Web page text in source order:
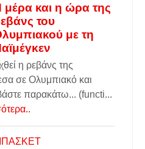
μέρα και η ώρα της
του
με τη
η ρεβάνς της
σε Ολυμπιακό και
παρακάτω... (functi...